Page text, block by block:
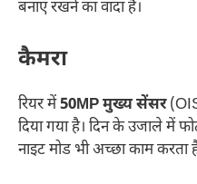
बनाए रखने का वादा है।
कैमरा
रियर में50MP मुख्य सेंसर
दिया गया है। दिन के उजाले में
नाइट मोड भी अच्छा काम करता